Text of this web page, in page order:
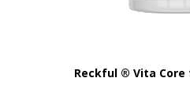
Reckful ® Vita Core